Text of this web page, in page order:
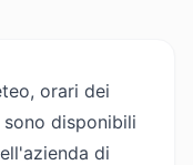
orari dei
disponibili
di